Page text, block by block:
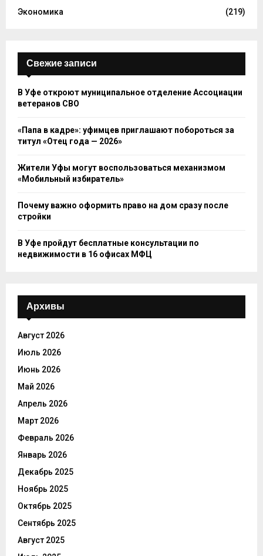
Экономика
(219)
Свежие записи
В Уфе откроют муниципальное отделение Ассоциации
ветеранов СВО
«Папа в кадре»: уфимцев приглашают побороться за
титул «Отец года — 2026»
Жители Уфы могут воспользоваться механизмом
«Мобильный избиратель»
Почему важно оформить право на дом сразу после
стройки
В Уфе пройдут бесплатные консультации по
недвижимости в 16 офисах МФЦ
Архивы
Август 2026
Июль 2026
Июнь 2026
Май 2026
Апрель 2026
Март 2026
Февраль 2026
Январь 2026
Декабрь 2025
Ноябрь 2025
Октябрь 2025
Сентябрь 2025
Август 2025